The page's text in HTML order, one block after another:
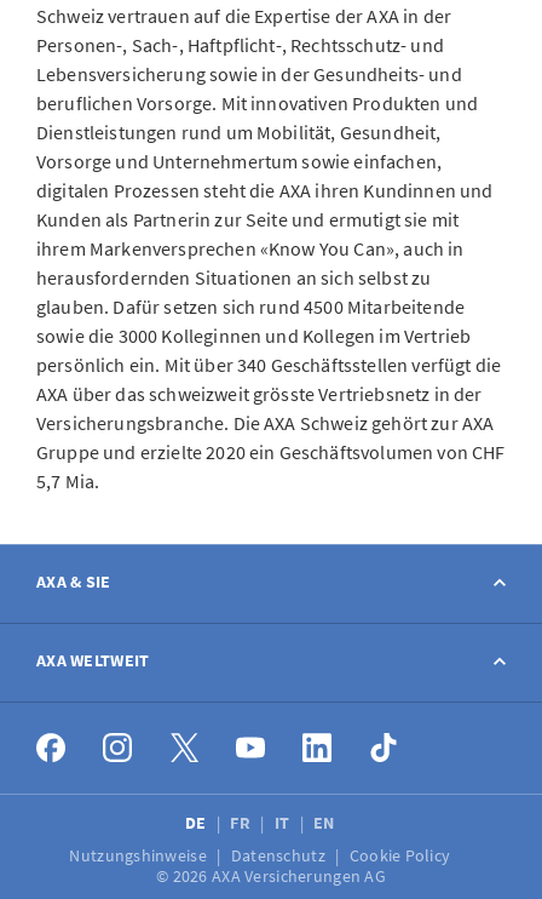
Schweiz vertrauen auf die Expertise der AXA in der
Personen-, Sach-, Haftpflicht-, Rechtsschutz- und
Lebensversicherung sowie in der Gesundheits- und
beruflichen Vorsorge. Mit innovativen Produkten und
Dienstleistungen rund um Mobilität, Gesundheit,
Vorsorge und Unternehmertum sowie einfachen,
digitalen Prozessen steht die AXA ihren Kundinnen und
Kunden als Partnerin zur Seite und ermutigt sie mit
ihrem Markenversprechen «Know You Can», auch in
herausfordernden Situationen an sich selbst zu
glauben. Dafür setzen sich rund 4500 Mitarbeitende
sowie die 3000 Kolleginnen und Kollegen im Vertrieb
persönlich ein. Mit über 340 Geschäftsstellen verfügt die
AXA über das schweizweit grösste Vertriebsnetz in der
Versicherungsbranche. Die AXA Schweiz gehört zur AXA
Gruppe und erzielte 2020 ein Geschäftsvolumen von CHF
5,7 Mia.
AXA & SIE
Kontakt
Schaden melden
Stellenangebote
Medien
AXA WELTWEIT
AXA weltweit
DE FR IT
EN
Nutzungshinweise
Datenschutz
Cookie Policy
© 2026 AXA Versicherungen AG